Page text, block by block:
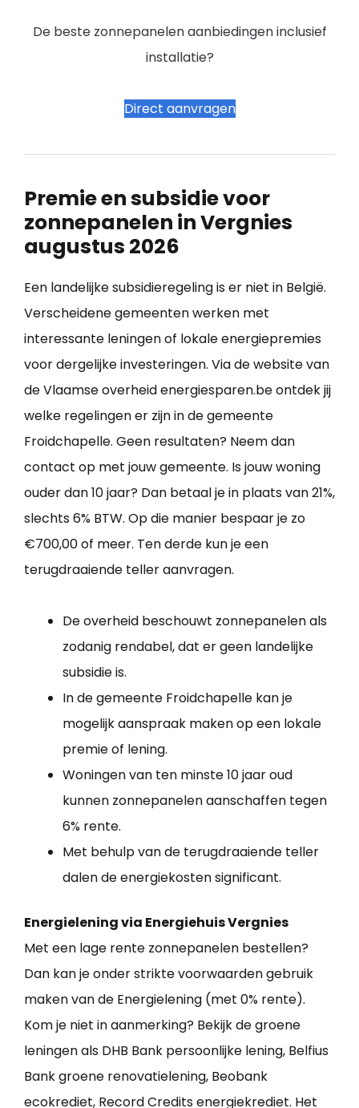
De beste zonnepanelen aanbiedingen inclusief
installatie?
Direct aanvragen
Premie en subsidie voor
zonnepanelen in Vergnies
augustus 2026
Een landelijke subsidieregeling is er niet in België.
Verscheidene gemeenten werken met
interessante leningen of lokale energiepremies
voor dergelijke investeringen. Via de website van
de Vlaamse overheid energiesparen.be ontdek jij
welke regelingen er zijn in de gemeente
Froidchapelle. Geen resultaten? Neem dan
contact op met jouw gemeente. Is jouw woning
ouder dan 10 jaar? Dan betaal je in plaats van 21%,
slechts 6% BTW. Op die manier bespaar je zo
€700,00 of meer. Ten derde kun je een
terugdraaiende teller aanvragen.
De overheid beschouwt zonnepanelen als
zodanig rendabel, dat er geen landelijke
subsidie is.
In de gemeente Froidchapelle kan je
mogelijk aanspraak maken op een lokale
premie of lening.
Woningen van ten minste 10 jaar oud
kunnen zonnepanelen aanschaffen tegen
6% rente.
Met behulp van de terugdraaiende teller
dalen de energiekosten significant.
Energielening via Energiehuis Vergnies
Met een lage rente zonnepanelen bestellen?
Dan kan je onder strikte voorwaarden gebruik
maken van de Energielening (met 0% rente).
Kom je niet in aanmerking? Bekijk de groene
leningen als DHB Bank persoonlijke lening, Belfius
Bank groene renovatielening, Beobank
ecokrediet, Record Credits energiekrediet. Het